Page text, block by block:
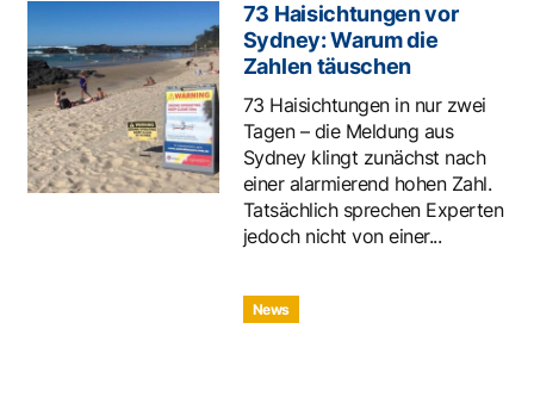
73 Haisichtungen vor
Sydney: Warum die
Zahlen täuschen
73 Haisichtungen in nur zwei
Tagen – die Meldung aus
Sydney klingt zunächst nach
einer alarmierend hohen Zahl.
Tatsächlich sprechen Experten
jedoch nicht von einer...
News